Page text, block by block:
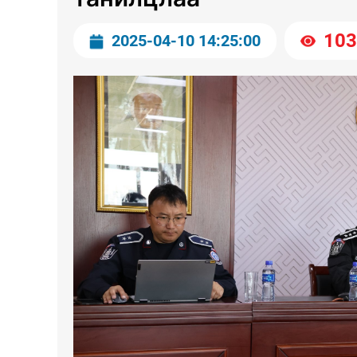
2025-04-10 14:25:00